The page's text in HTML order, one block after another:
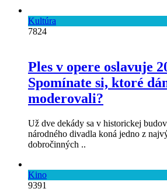
Kultúra
7824
Ples v opere oslavuje
Spomínate si, ktoré
moderovali?
Už dve dekády sa v historickej
národného divadla koná jedno z
dobročinných ..
Kino
9391